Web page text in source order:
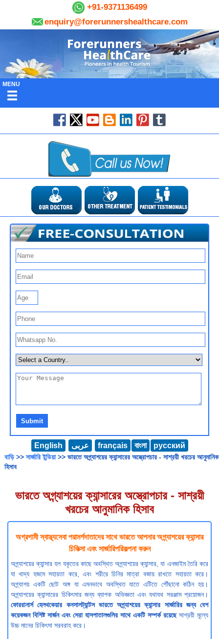
+91-9371136499
enquiry@forerunnershealthcare.com
MENU
English عربى français বাংলা русский
বাড়ি>> সার্জারি ইন্ডিয়া>> ভারতে অগ্ন্যাশয়ের ক্যান্সারের অস্ত্রোপচার - সাশ্রয়ী খরচের আনুমানিক
হিসাব
ভারতে অগ্ন্যাশয়ের ক্যান্সারের অস্ত্রোপচার - সাশ্রয়ী
খরচের আনুমানিক হিসাব
অগ্রগামী স্বাস্থ্যসেবা পরামর্শদাতাদের সাথে ভারতে আপনার অগ্ন্যাশয়ের ক্যান্সার
চিকিত্সা এবং সার্জারিপরিকল্পনা করুন
অগ্ন্যাশয়ের ক্যান্সার হল যকৃতের কাছে অবস্থিত অগ্ন্যাশয়ের ক্যান্সার, যা এনজাইম তৈরি করে
যা খাদ্য হজমে সহায়তা করে, এবং শরীরে চিনির মাত্রা বজায় রাখতে সহায়তা করে।
অগ্ন্যাশয় একটি ছোট অঙ্গ যা এমনভাবে অবস্থিত যাতে এটিতে পৌঁছানো কঠিন হয়।
অগ্ন্যাশয়ের ক্যান্সারের চিকিৎসার জন্য ব্যাপক অভিজ্ঞতা এবং যথাযথ সরঞ্জাম প্রয়োজন।
ফোররানার্স হেলথকেয়ার কনসালট্যান্টস ভারতে অগ্ন্যাশয়ের ক্যান্সার সার্জারির জন্য বেশ
কয়েকজন বিশিষ্ট সার্জন এবং সেরা হাসপাতালগুলির সাথে একটি সম্পর্ক রয়েছে সাশ্রয়ী মূল্যে
উচ্চ মানের চিকিৎসা সরবরাহ করে।